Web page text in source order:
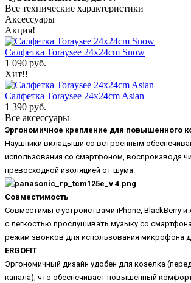
Все технические характеристики
Аксессуары
Акция!
Салфетка Toraysee 24x24cm Snow
1 090 руб.
Хит!!
Салфетка Toraysee 24x24cm Asian
1 390 руб.
Все аксессуары
Эргономичное крепление для повышенного
Наушники вкладыши со встроенным
использования со смартфоном, воспроизводя
превосходной изоляцией от шума.
Совместимость
Совместимы с устройствами iPhone, BlackBerry
с легкостью прослушивать музыку со
режим звонков для использования микрофона
ERGOFIT
Эргономичный дизайн удобен для козелка
канала), что обеспечивает повышенный